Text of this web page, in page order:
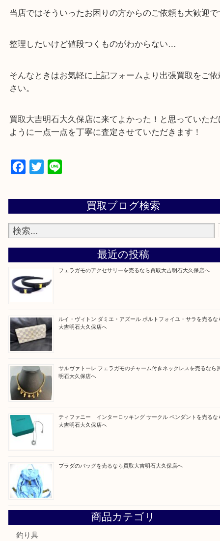
・貴金属などのお品物の他にも絵画や骨董品など、
可能！
遺品整理・生前整理・お引っ越し
物を整理するケースは年々増加傾向です。
当店ではそういったお困りの方からのご依頼も大
整理したいけど値段つくものがわからない…
そんなときはお気軽に上記フォームより出張買取
さい。
買取大吉明石大久保店に来てよかった！と思ってい
ように一点一点を丁寧に査定させていただきます！
Facebook
Twitter
Line
買取ブログ検索
最近の投稿